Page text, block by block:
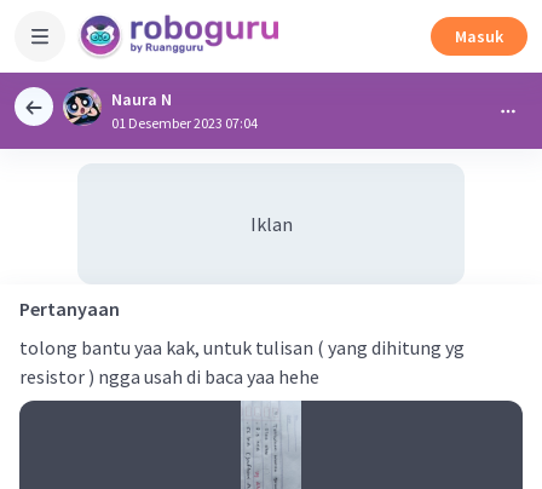
Masuk
Naura N
01 Desember 2023 07:04
Iklan
Pertanyaan
tolong bantu yaa kak, untuk tulisan ( yang dihitung yg
resistor ) ngga usah di baca yaa hehe